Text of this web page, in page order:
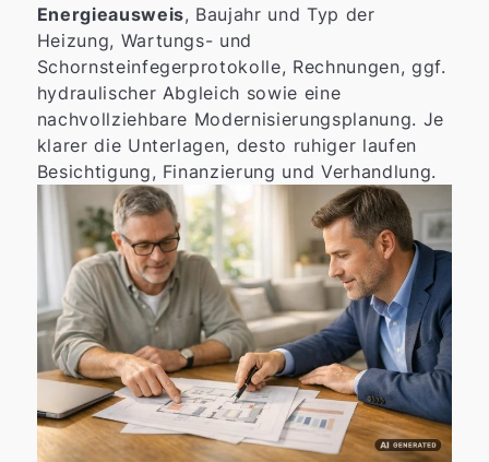
Energieausweis, Baujahr und Typ der
Heizung, Wartungs- und
Schornsteinfegerprotokolle, Rechnungen, ggf.
hydraulischer Abgleich sowie eine
nachvollziehbare Modernisierungsplanung. Je
klarer die Unterlagen, desto ruhiger laufen
Besichtigung, Finanzierung und Verhandlung.